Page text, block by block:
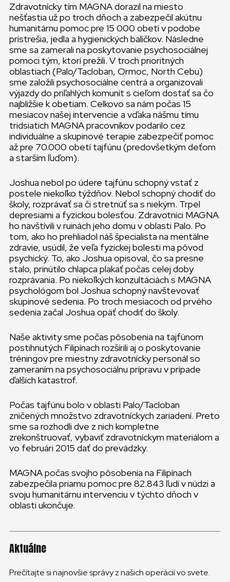
Zdravotnícky tím MAGNA dorazil na miesto
nešťastia už po troch dňoch a zabezpečil akútnu
humanitárnu pomoc pre 15 000 obetí v podobe
prístrešia, jedla a hygienických balíčkov. Následne
sme sa zamerali na poskytovanie psychosociálnej
pomoci tým, ktorí prežili. V troch prioritných
oblastiach (Palo/Tacloban, Ormoc, North Cebu)
sme založili psychosociálne centrá a organizovali
výjazdy do priľahlých komunít s cieľom dostať sa čo
najbližšie k obetiam. Celkovo sa nám počas 15
mesiacov našej intervencie a vďaka nášmu tímu
tridsiatich MAGNA pracovníkov podarilo cez
individuálne a skupinové terapie zabezpečiť pomoc
až pre 70.000 obetí tajfúnu (predovšetkým deťom
a starším ľuďom).
Joshua nebol po údere tajfúnu schopný vstať z
postele niekoľko týždňov. Nebol schopný chodiť do
školy, rozprávať sa či stretnúť sa s niekým. Trpel
depresiami a fyzickou bolesťou. Zdravotníci MAGNA
ho navštívili v ruinách jeho domu v oblasti Palo. Po
tom, ako ho prehliadol náš špecialista na mentálne
zdravie, usúdil, že veľa fyzickej bolesti ma pôvod
psychický. To, ako Joshua opisoval, čo sa presne
stalo, prinútilo chlapca plakať počas celej doby
rozprávania. Po niekoľkých konzultáciách s MAGNA
psychológom bol Joshua schopný navštevovať
skupinové sedenia. Po troch mesiacoch od prvého
sedenia začal Joshua opäť chodiť do školy.
Naše aktivity sme počas pôsobenia na tajfúnom
postihnutých Filipínach rozšírili aj o poskytovanie
tréningov pre miestny zdravotnícky personál so
zameraním na psychosociálnu prípravu v prípade
ďalších katastrof.
Počas tajfúnu bolo v oblasti Palo/Tacloban
zničených množstvo zdravotníckych zariadení. Preto
sme sa rozhodli dve z nich kompletne
zrekonštruovať, vybaviť zdravotníckym materiálom a
vo februári 2015 dať do prevádzky.
MAGNA počas svojho pôsobenia na Filipínach
zabezpečila priamu pomoc pre 82.843 ľudí v núdzi a
svoju humanitárnu intervenciu v týchto dňoch v
oblasti ukončuje.
Aktuálne
Prečítajte si najnovšie správy z našich operácií vo svete.